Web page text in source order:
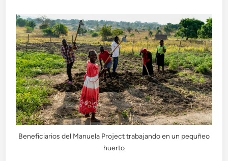
Beneficiarios del Manuela Project trabajando en un pequñeo
huerto